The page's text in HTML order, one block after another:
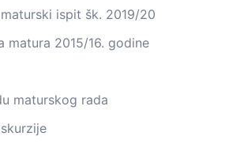
ispit šk. 2019/20
matura 2015/16. godine
maturskog rada